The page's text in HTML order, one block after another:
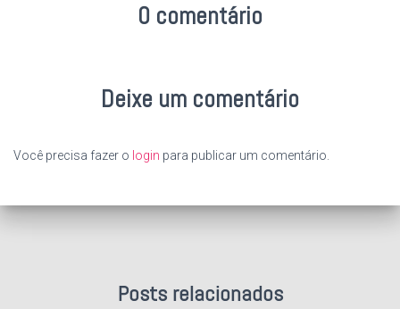
0 comentário
Deixe um comentário
Você precisa fazer o login para publicar um comentário.
Posts relacionados